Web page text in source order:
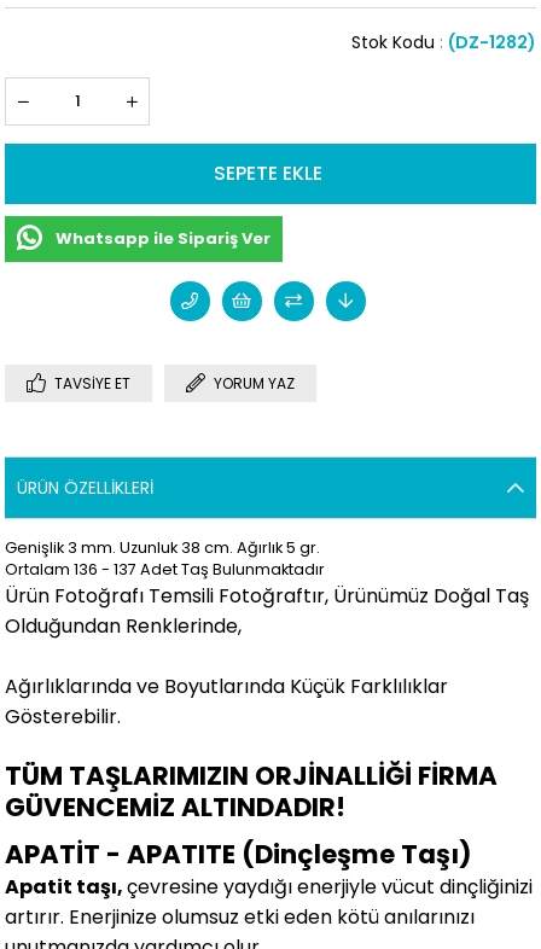
(DZ-1282)
Stok Kodu
Whatsapp ile Sipariş Ver
TAVSIYE ET YORUM YAZ
ÜRÜN ÖZELLIKLERI
Genişlik 3 mm. Uzunluk 38 cm. Ağırlık 5 gr.
Ortalam 136 - 137 Adet Taş Bulunmaktadır
Ürün Fotoğrafı Temsili Fotoğraftır, Ürünümüz Doğal Taş
Olduğundan Renklerinde,
Ağırlıklarında ve Boyutlarında Küçük Farklılıklar
Gösterebilir.
TÜM TAŞLARIMIZIN ORJİNALLİĞİ FİRMA
GÜVENCEMİZ ALTINDADIR!
APATİT - APATITE (Dinçleşme Taşı)
Apatit taşı,çevresine yaydığı enerjiyle vücut dinçliğinizi
artırır. Enerjinize olumsuz etki eden kötü anılarınızı